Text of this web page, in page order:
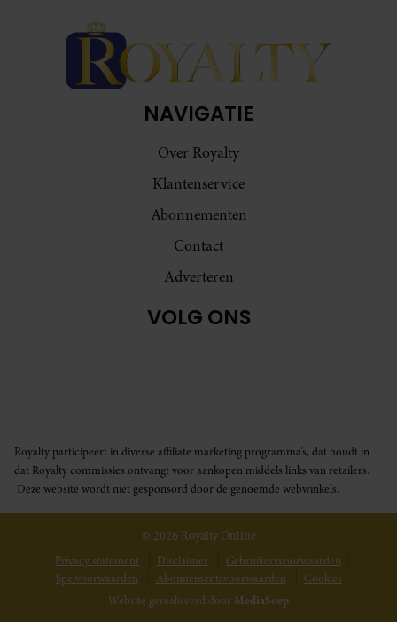
NAVIGATIE
Over Royalty
Klantenservice
Abonnementen
Contact
Adverteren
VOLG ONS
Royalty participeert in diverse affiliate marketing programma’s, dat houdt in
dat Royalty commissies ontvangt voor aankopen middels links van retailers.
Deze website wordt niet gesponsord door de genoemde webwinkels.
© 2026 Royalty Online
Privacy statement Disclaimer
Gebruikersvoorwaarden
Spelvoorwaarden
Abonnementsvoorwaarden
Cookies
Website gerealiseerd door MediaSoep